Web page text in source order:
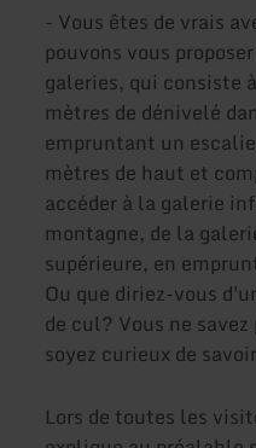
- Vous êtes de vrais
pouvons vous
galeries, qui consiste
mètres de dénivelé
empruntant un
mètres de haut et
accéder à la galerie
montagne, de la
supérieure, en
Ou que diriez-vous
de cul? Vous ne
soyez curieux de
Lors de toutes les